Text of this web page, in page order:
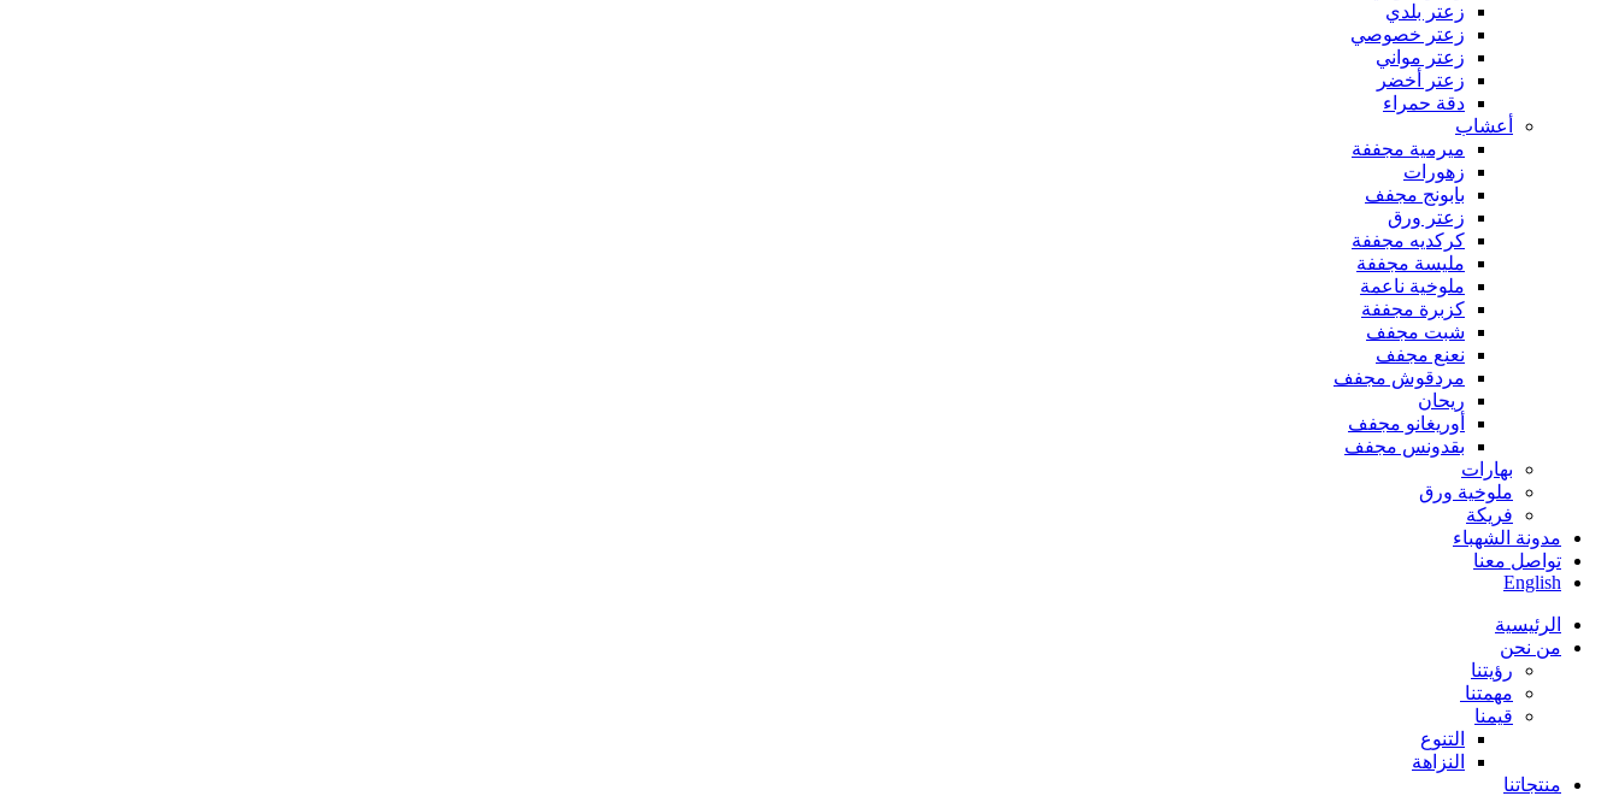
زعتر بلدي
زعتر خصوصي
زعتر مواني
زعتر أخضر
دقة حمراء
أعشاب
ميرمية مجففة
زهورات
بابونج مجفف
زعتر ورق
كركديه مجففة
مليسة مجففة
ملوخية ناعمة
كزبرة مجففة
شبت مجفف
نعنع مجفف
مردقوش مجفف
ريحان
أوريغانو مجفف
بقدونس مجفف
بهارات
ملوخية ورق
فريكة
مدونة الشهباء
تواصل معنا
English
الرئيسية
من نحن
رؤيتنا
مهمتنا
قيمنا
التنوع
النزاهة
منتجاتنا